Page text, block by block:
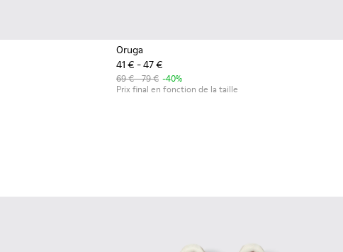
Oruga
41 € - 47 €
69 € - 79 € -40%
Prix final en fonction de la taille